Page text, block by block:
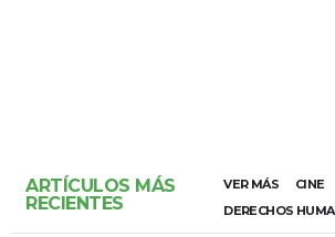
ARTÍCULOS MÁS
RECIENTES
VER MÁS CINE
DERECHOS